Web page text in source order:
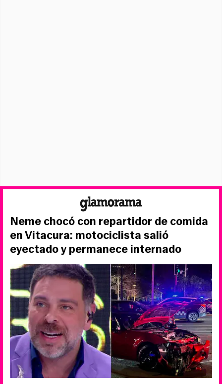
Neme chocó con repartidor de comida
en Vitacura: motociclista salió
eyectado y permanece internado